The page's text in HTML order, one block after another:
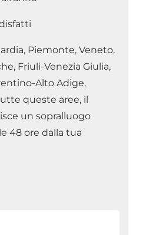
Piemonte, Veneto,
Friuli-Venezia Giulia,
Alto Adige,
queste aree, il
un sopralluogo
48 ore dalla tua